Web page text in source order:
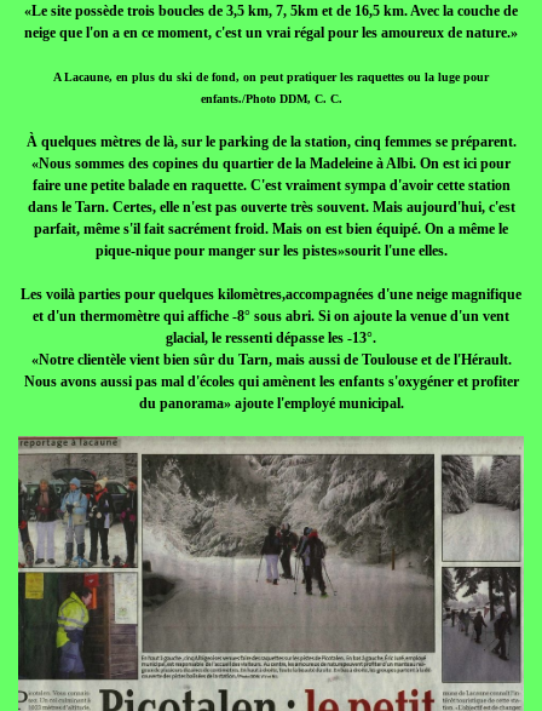
«Le site possède trois boucles de 3,5 km, 7, 5km et de 16,5 km. Avec la couche de
neige que l'on a en ce moment, c'est un vrai régal pour les amoureux de nature.»
A Lacaune, en plus du ski de fond, on peut pratiquer les raquettes ou la luge pour
enfants./Photo DDM, C. C.
À quelques mètres de là, sur le parking de la station, cinq femmes se préparent.
«Nous sommes des copines du quartier de la Madeleine à Albi. On est ici pour
faire une petite balade en raquette. C'est vraiment sympa d'avoir cette station
dans le Tarn. Certes, elle n'est pas ouverte très souvent. Mais aujourd'hui, c'est
parfait, même s'il fait sacrément froid. Mais on est bien équipé. On a même le
pique-nique pour manger sur les pistes»sourit l'une elles.
Les voilà parties pour quelques kilomètres,accompagnées d'une neige magnifique
et d'un thermomètre qui affiche -8° sous abri. Si on ajoute la venue d'un vent
glacial, le ressenti dépasse les -13°.
«Notre clientèle vient bien sûr du Tarn, mais aussi de Toulouse et de l'Hérault.
Nous avons aussi pas mal d'écoles qui amènent les enfants s'oxygéner et profiter
du panorama» ajoute l'employé municipal.